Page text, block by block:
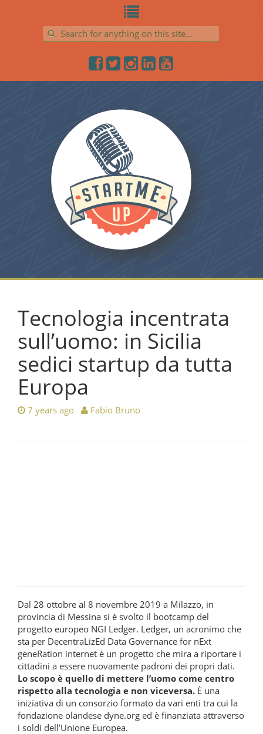
Search for:
Tecnologia incentrata
sull’uomo: in Sicilia
sedici startup da tutta
Europa
7 years ago Fabio Bruno
Dal 28 ottobre al 8 novembre 2019 a Milazzo, in
provincia di Messina si è svolto il bootcamp del
progetto europeo NGI Ledger. Ledger, un acronimo che
sta per DecentraLizEd Data Governance for nExt
geneRation internet è un progetto che mira a riportare i
cittadini a essere nuovamente padroni dei propri dati.
Lo scopo è quello di mettere l’uomo come centro
rispetto alla tecnologia e non viceversa. È una
iniziativa di un consorzio formato da vari enti tra cui la
fondazione olandese dyne.org ed è finanziata attraverso
i soldi dell’Unione Europea.